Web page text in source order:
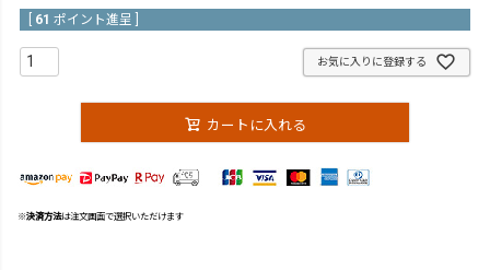
61 ポイント進呈 ]
お気に入りに登録する
カートに入れる
※決済方法は注文画面で選択いただけます